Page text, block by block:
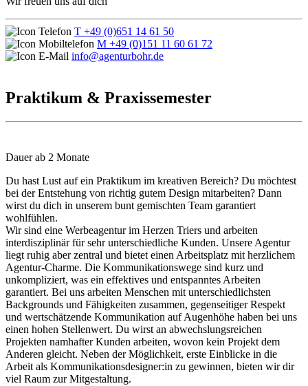
T +49 (0)651 14 61 50
M +49 (0)151 11 60 61 72
info@agenturbohr.de
Praktikum & Praxissemester
Dauer ab 2 Monate
Du hast Lust auf ein Praktikum im kreativen Bereich? Du möchtest
bei der Entstehung von richtig gutem Design mitarbeiten? Dann
wirst du dich in unserem bunt gemischten Team garantiert
wohlfühlen.
Wir sind eine Werbeagentur im Herzen Triers und arbeiten
interdisziplinär für sehr unterschiedliche Kunden. Unsere Agentur
liegt ruhig aber zentral und bietet einen Arbeitsplatz mit herzlichem
Agentur-Charme. Die Kommunikationswege sind kurz und
unkompliziert, was ein effektives und entspanntes Arbeiten
garantiert. Bei uns arbeiten Menschen mit unterschiedlichsten
Backgrounds und Fähigkeiten zusammen, gegenseitiger Respekt
und wertschätzende Kommunikation auf Augenhöhe haben bei uns
einen hohen Stellenwert. Du wirst an abwechslungsreichen
Projekten namhafter Kunden arbeiten, wovon kein Projekt dem
Anderen gleicht. Neben der Möglichkeit, erste Einblicke in die
Arbeit als Kommunikationsdesigner:in zu gewinnen, bieten wir dir
viel Raum zur Mitgestaltung.